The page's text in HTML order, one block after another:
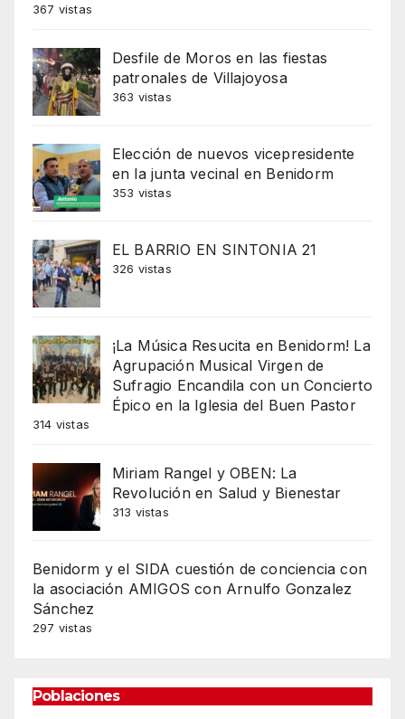
367 vistas
Desfile de Moros en las fiestas
patronales de Villajoyosa
363 vistas
Elección de nuevos vicepresidente
en la junta vecinal en Benidorm
353 vistas
EL BARRIO EN SINTONIA 21
326 vistas
¡La Música Resucita en Benidorm! La
Agrupación Musical Virgen de
Sufragio Encandila con un Concierto
Épico en la Iglesia del Buen Pastor
314 vistas
Miriam Rangel y OBEN: La
Revolución en Salud y Bienestar
313 vistas
Benidorm y el SIDA cuestión de conciencia con
la asociación AMIGOS con Arnulfo Gonzalez
Sánchez
297 vistas
Poblaciones